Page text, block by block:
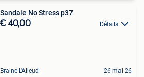
Sandale No Stress p37
€ 40,00 Détails
Braine-L'Alleud 26 mai 26